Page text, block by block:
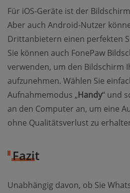
Für iOS-Geräte ist der
Aber auch Android-Nutzer
Drittanbietern einen perfekten
Sie können auch FonePaw
verwenden, um den Bildschirm
aufzunehmen. Wählen Sie
Aufnahmemodus „Handy“ und
an den Computer an, um eine
ohne Qualitätsverlust zu
Fazit
Unabhängig davon, ob Sie